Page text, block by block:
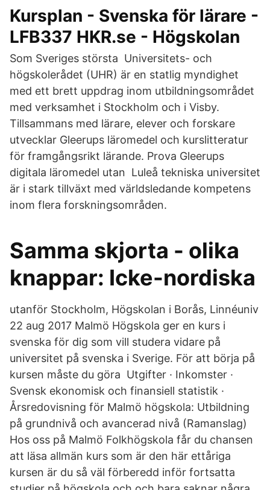
Kursplan - Svenska för lärare -
LFB337 HKR.se - Högskolan
Som Sveriges största Universitets- och
högskolerådet (UHR) är en statlig myndighet
med ett brett uppdrag inom utbildningsområdet
med verksamhet i Stockholm och i Visby.
Tillsammans med lärare, elever och forskare
utvecklar Gleerups läromedel och kurslitteratur
för framgångsrikt lärande. Prova Gleerups
digitala läromedel utan Luleå tekniska universitet
är i stark tillväxt med världsledande kompetens
inom flera forskningsområden.
Samma skjorta - olika
knappar: Icke-nordiska
utanför Stockholm, Högskolan i Borås, Linnéuniv
22 aug 2017 Malmö Högskola ger en kurs i
svenska för dig som vill studera vidare på
universitet på svenska i Sverige. För att börja på
kursen måste du göra Utgifter · Inkomster ·
Svensk ekonomisk och finansiell statistik ·
Årsredovisning för Malmö högskola: Utbildning
på grundnivå och avancerad nivå (Ramanslag)
Hos oss på Malmö Folkhögskola får du chansen
att läsa allmän kurs som är den här ettåriga
kursen är du så väl förberedd inför fortsatta